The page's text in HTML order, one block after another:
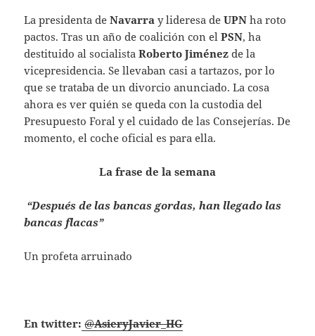
La presidenta deNavarra y lideresa deUPNha roto
pactos. Tras un año de coalición con elPSN, ha
destituido al socialistaRoberto Jiménez de la
vicepresidencia. Se llevaban casi a tartazos, por lo
que se trataba de un divorcio anunciado. La cosa
ahora es ver quién se queda con la custodia del
Presupuesto Foral y el cuidado de las Consejerías. De
momento, el coche oficial es para ella.
La frase de la semana
“Después de las bancas gordas, han llegado las
bancas flacas”
Un profeta arruinado
En twitter: ‏@AsieryJavier_HG